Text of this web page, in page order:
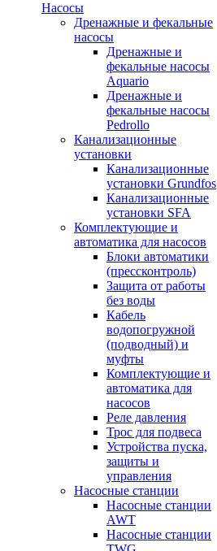
Насосы
Дренажные и фекальные
насосы
Дренажные и
фекальные насосы
Aquario
Дренажные и
фекальные насосы
Pedrollo
Канализационные
установки
Канализационные
установки Grundfos
Канализационные
установки SFA
Комплектующие и
автоматика для насосов
Блоки автоматики
(прессконтроль)
Защита от работы
без воды
Кабель
водопогружной
(подводный) и
муфты
Комплектующие и
автоматика для
насосов
Реле давления
Трос для подвеса
Устройства пуска,
защиты и
управления
Насосные станции
Насосные станции
AWT
Насосные станции